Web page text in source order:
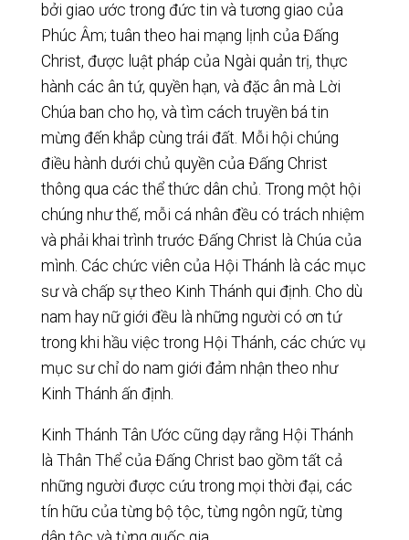
bởi giao ước trong đức tin và tương giao của
Phúc Âm; tuân theo hai mạng lịnh của Đấng
Christ, được luật pháp của Ngài quản trị, thực
hành các ân tứ, quyền hạn, và đặc ân mà Lời
Chúa ban cho họ, và tìm cách truyền bá tin
mừng đến khắp cùng trái đất. Mỗi hội chúng
điều hành dưới chủ quyền của Đấng Christ
thông qua các thể thức dân chủ. Trong một hội
chúng như thế, mỗi cá nhân đều có trách nhiệm
và phải khai trình trước Đấng Christ là Chúa của
mình. Các chức viên của Hội Thánh là các mục
sư và chấp sự theo Kinh Thánh qui định. Cho dù
nam hay nữ giới đều là những người có ơn tứ
trong khi hầu việc trong Hội Thánh, các chức vụ
mục sư chỉ do nam giới đảm nhận theo như
Kinh Thánh ấn định.
Kinh Thánh Tân Ước cũng dạy rằng Hội Thánh
là Thân Thể của Đấng Christ bao gồm tất cả
những người được cứu trong mọi thời đại, các
tín hữu của từng bộ tộc, từng ngôn ngữ, từng